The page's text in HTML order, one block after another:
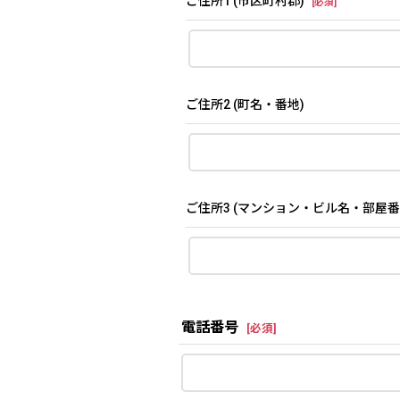
ご住所2 (町名・番地)
ご住所3 (マンション・ビル名・部屋
電話番号 [必須]